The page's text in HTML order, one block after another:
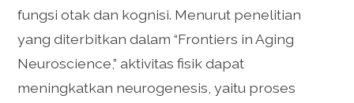
fungsi otak dan kognisi. Menurut penelitian
yang diterbitkan dalam “Frontiers in Aging
Neuroscience,” aktivitas fisik dapat
meningkatkan neurogenesis, yaitu proses